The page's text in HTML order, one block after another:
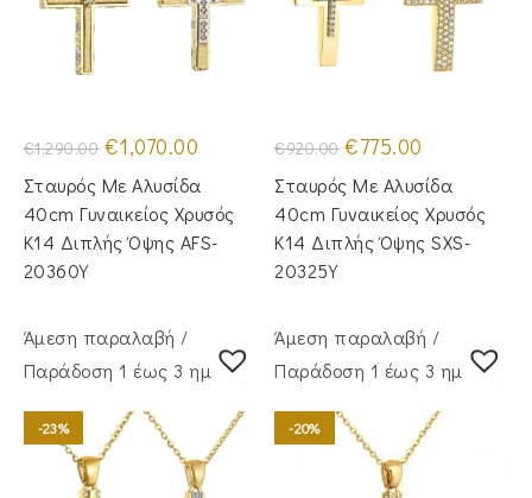
€1,290.00 Original
price
was:
€1,290.00.
€1,070.00
είναι:
€1,070.00.
Σταυρός Με Αλυσίδα
40cm Γυναικείος Χρυσός
Κ14 Διπλής Όψης AFS-
20360Y
€920.00 Original
price
was:
€920.00.
€775.00
τιμή
είναι:
€775.00.
Σταυρός Με Αλυσίδα
40cm Γυναικείος Χρυσός
Κ14 Διπλής Όψης SXS-
20325Y
Άμεση παραλαβή /
Παράδoση 1 έως 3 ημέρες
-23%
Άμεση παραλαβή /
Παράδoση 1 έως 3 ημέρες
-20%